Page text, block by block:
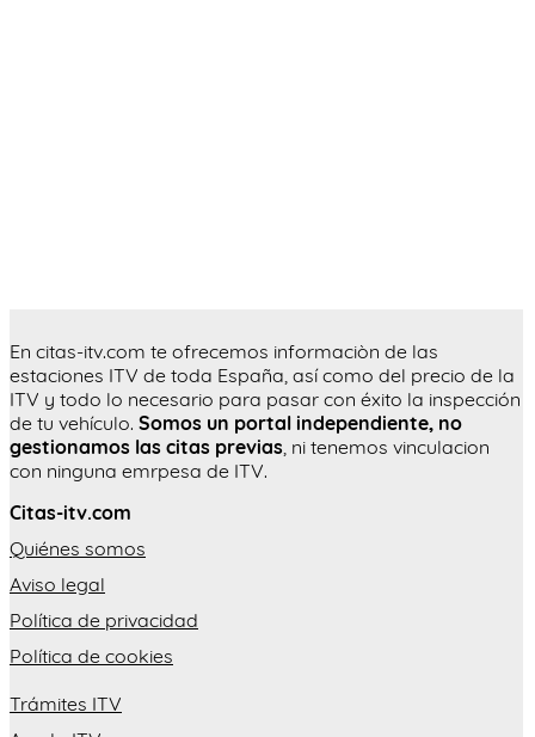
En citas-itv.com te ofrecemos informaciòn de las
estaciones ITV de toda España, así como del precio de la
ITV y todo lo necesario para pasar con éxito la inspección
de tu vehículo. Somos un portal independiente, no
gestionamos las citas previas , ni tenemos vinculacion
con ninguna emrpesa de ITV.
Citas-itv.com
Quiénes somos
Aviso legal
Política de privacidad
Política de cookies
Trámites ITV